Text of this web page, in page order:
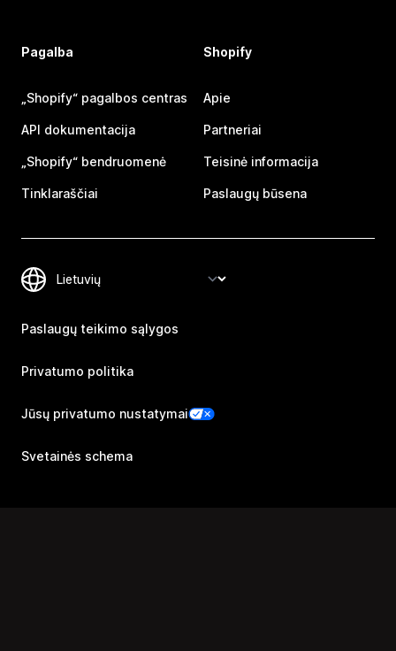
Pagalba
„Shopify“ pagalbos centras
API dokumentacija
„Shopify“ bendruomenė
Tinklaraščiai
Shopify
Apie
Partneriai
Teisinė informacija
Paslaugų būsena
Paslaugų teikimo sąlygos
Privatumo politika
Jūsų privatumo nustatymai
Svetainės schema